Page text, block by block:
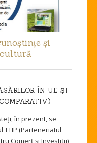
și
ÎN UE ȘI
în prezent, se
TTIP (Parteneriatul
Comerț și Investiții)